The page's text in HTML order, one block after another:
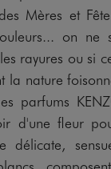
Mères et
on ne
rayures ou si
la nature
parfums
d'une fleur
délicate,